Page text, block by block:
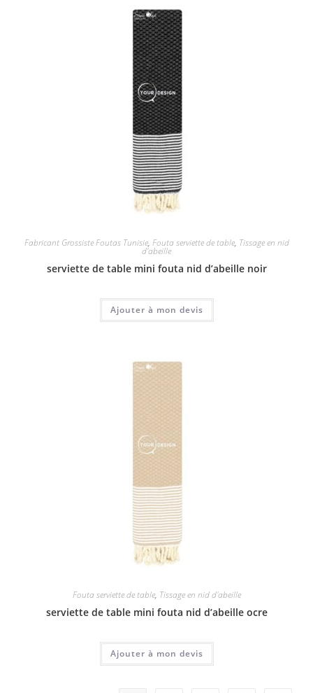
Fabricant Grossiste Foutas Tunisie, Fouta serviette de table, Tissage en nid
d'abeille
serviette de table mini fouta nid d’abeille noir
Ajouter à mon devis
Fouta serviette de table, Tissage en nid d'abeille
serviette de table mini fouta nid d’abeille ocre
Ajouter à mon devis